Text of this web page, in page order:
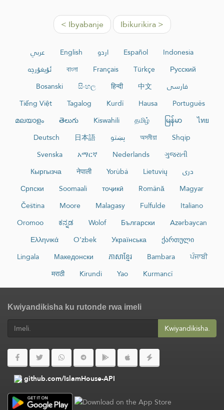
< Ibyabanje Ibikurikira >
عربي English اردو Español
Indonesia
ئۇيغۇرچە
বাংলা Français Türkçe
Русский
Bosanski
සිංහල हिन्दी 中文
فارسی
Tiếng Việt
Tagalog Kurdî Hausa
Português
മലയാളം
తెలుగు Kiswahili தமிழ் မြန်မာ
ไทย
Deutsch
日本語 پښتو অসমীয়া
Shqip
Svenska
አማርኛ Nederlands
ગુજરાતી
Кыргызча
नेपाली Yorùbá Lietuvių
دری
Српски
Soomaali тоҷикӣ Română
Magyar
Čeština
Moore Malagasy Fulfulde
Italiano
Oromoo
ಕನ್ನಡ Wolof Български
Azərbaycan
Ελληνικά
O‘zbek Українська
ქართული
Lingala
Македонски ភាសាខ្មែរ Bambara
ਪੰਜਾਬੀ
मराठी
Kirundi Yao Kurmancî
Kwiyandikisha ku rutonde rwa imeli
Kwiyandikisha.
github.com/IslamHouse-API